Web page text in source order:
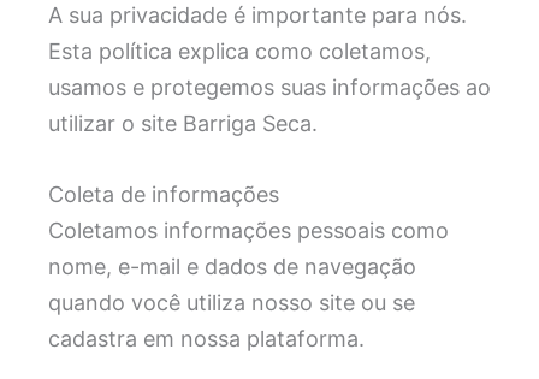
A sua privacidade é importante para nós.
Esta política explica como coletamos,
usamos e protegemos suas informações ao
utilizar o site Barriga Seca.
Coleta de informações
Coletamos informações pessoais como
nome, e-mail e dados de navegação
quando você utiliza nosso site ou se
cadastra em nossa plataforma.